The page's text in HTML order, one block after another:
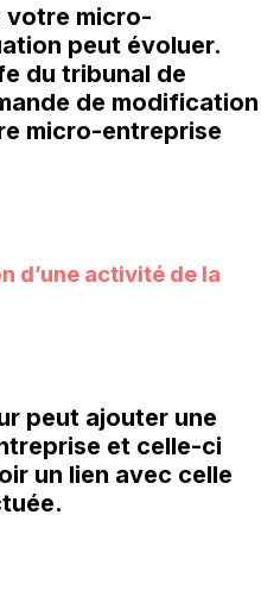
votre micro-
peut évoluer.
du tribunal de
de modification
micro-entreprise
d’une activité de la
peut ajouter une
et celle-ci
un lien avec celle